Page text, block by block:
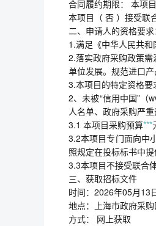
合同履约期限： 本项
本项目（ 否 ）接受联
二、申请人的资格要求
1.满足《中华人民共和
2.落实政府采购政策
单位发展。规范进口产
3.本项目的特定资格
2、未被“信用中国”（
人名单、政府采购严
3.1 本项目采购预算***
3.2本项目专门面向中
照规定在投标标书中提
3.3本项目不接受联合
三、获取招标文件
时间：2026年05月13
地点：上海市政府采购
方式： 网上获取